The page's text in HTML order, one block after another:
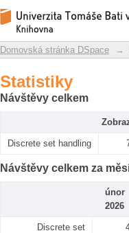
Statistiky
Repozitář DSpace/
Domovská stránka DSpace →
Statistiky
Návštěvy celkem
Discrete set handling
Návštěvy celkem za
únor
2026
Discrete set